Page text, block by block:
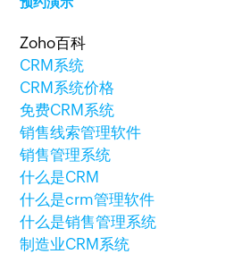
Zoho百科
CRM系统
CRM系统价格
免费CRM系统
销售线索管理软件
销售管理系统
什么是CRM
什么是crm管理软件
什么是销售管理系统
制造业CRM系统